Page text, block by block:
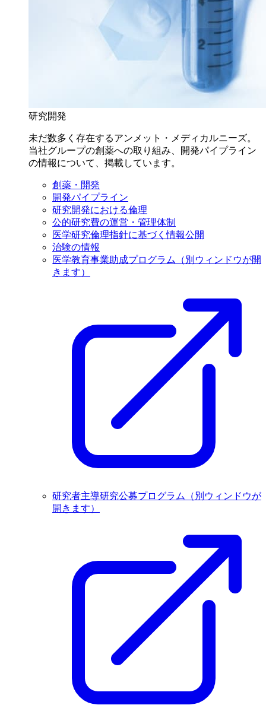
研究開発
未だ数多く存在するアンメット・メディカルニーズ。
当社グループの創薬への取り組み、開発パイプライン
の情報について、掲載しています。
創薬・開発
開発パイプライン
研究開発における倫理
公的研究費の運営・管理体制
医学研究倫理指針に基づく情報公開
治験の情報
医学教育事業助成プログラム
（別ウィンドウが開
きます）
研究者主導研究公募プログラム
（別ウィンドウが
開きます）